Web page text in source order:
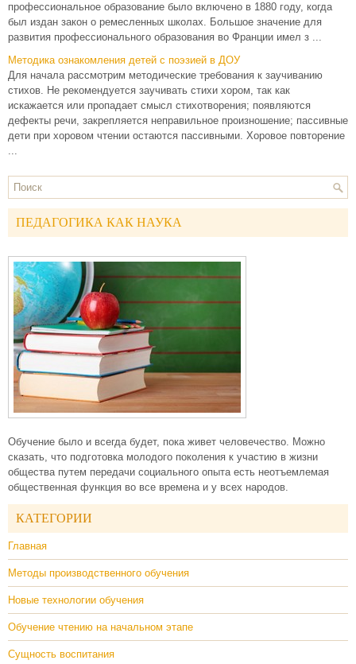
профессиональное образование было включено в 1880 году, когда
был издан закон о ремесленных школах. Большое значение для
развития профессионального образования во Франции имел з ...
Методика ознакомления детей с поэзией в ДОУ
Для начала рассмотрим методические требования к заучиванию
стихов. Не рекомендуется заучивать стихи хором, так как
искажается или пропадает смысл стихотворения; появляются
дефекты речи, закрепляется неправильное произношение; пассивные
дети при хоровом чтении остаются пассивными. Хоровое повторение
...
ПЕДАГОГИКА КАК НАУКА
Обучение было и всегда будет, пока живет человечество. Можно
сказать, что подготовка молодого поколения к участию в жизни
общества путем передачи социального опыта есть неотъемлемая
общественная функция во все времена и у всех народов.
КАТЕГОРИИ
Главная
Методы производственного обучения
Новые технологии обучения
Обучение чтению на начальном этапе
Сущность воспитания